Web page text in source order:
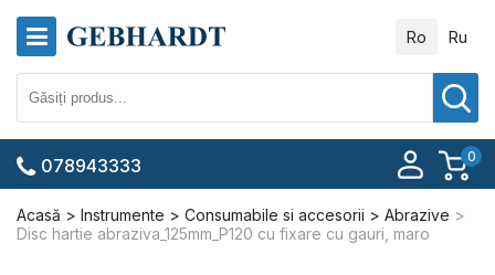
Ro Ru
0
078943333
Acasă Instrumente Consumabile si accesorii
Abrazive
Disc hartie abraziva_125mm_P120 cu fixare cu gauri, maro